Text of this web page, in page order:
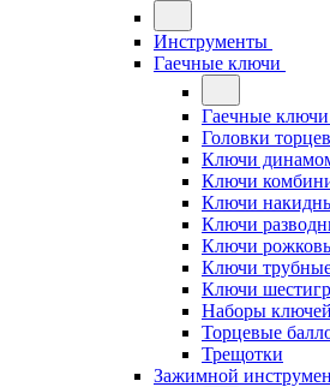
Инструменты
Гаечные ключи
Гаечные ключи
Головки
Ключи
Ключи
Ключи
Ключи
Ключи
Ключи
Ключи
Наборы ключей
Торцевые
Трещотки
Зажимной